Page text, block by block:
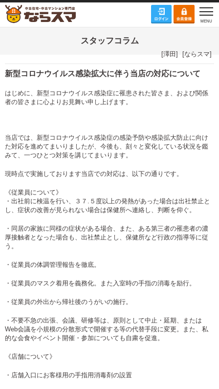
スタッフコラム
[澤田 ] [ならスマ]
新型コロナウイルス感染拡大に伴う当店の対応について
はじめに、新型コロナウイルス感染症に罹患された皆さま、および関係
者の皆さまに心よりお見舞い申し上げます。
当店では、新型コロナウイルス感染症の感染予防や感染拡大防止に向け
た対応を進めてまいりましたが、今後も、刻々と変化している状況を鑑
みて、一つひとつ対策を講じてまいります。
現時点で実施しております当店での対応は、以下の通りです。
《従業員について》
・出社前に検温を行い、３７.５度以上の発熱があった場合は出社禁止と
し、症状の改善が見られない場合は保健所へ連絡し、判断を仰ぐ。
・同居の家族に同様の症状がある場合、また、ある第三者の罹患者の濃
厚接触者となった場合も、出社禁止とし、保健所など行政の指導等に従
う。
・従業員の体調管理報告を徹底。
・従業員のマスク着用を義務化。また入室時の手指の消毒を励行。
・従業員の外出から帰社後のうがいの施行。
・不要不急の出張、会議、研修等は、原則として中止・延期、または
Web会議を小規模の分散形式で開催する等の代替手段に変更。また、私
的な会食やイベント開催・参加についても自粛を促進。
《店舗について》
・店舗入口にお客様用の手指用消毒剤の設置